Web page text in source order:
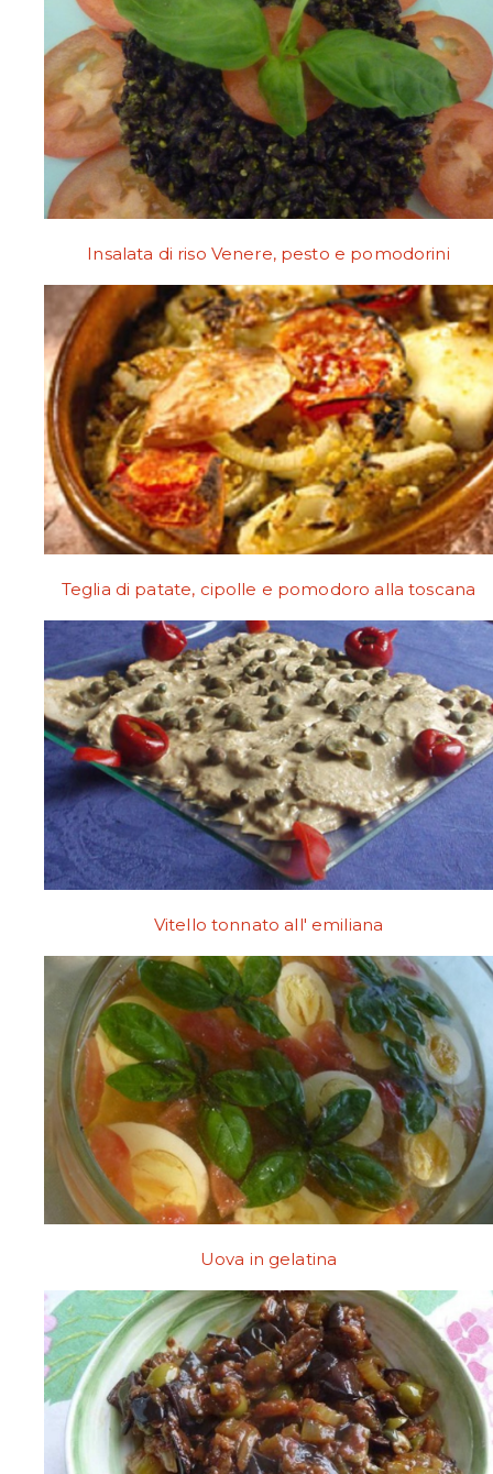
Insalata di riso Venere, pesto e pomodorini
Teglia di patate, cipolle e pomodoro alla toscana
Vitello tonnato all' emiliana
Uova in gelatina